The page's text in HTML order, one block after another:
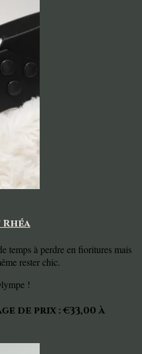
temps à perdre en fioritures mais
rester chic.
!
de prix : €33,00 à